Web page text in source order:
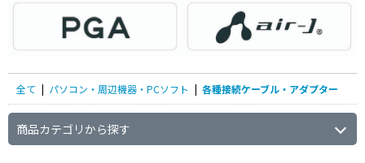
全て | パソコン・周辺機器・PCソフト | 各種接続ケーブル・アダプター
商品カテゴリから探す